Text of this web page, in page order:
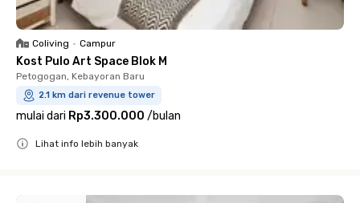
Coliving • Campur
Kost Pulo Art Space Blok M
Petogogan, Kebayoran Baru
2.1 km dari revenue tower
mulai dari Rp3.300.000 /bulan
Lihat info lebih banyak